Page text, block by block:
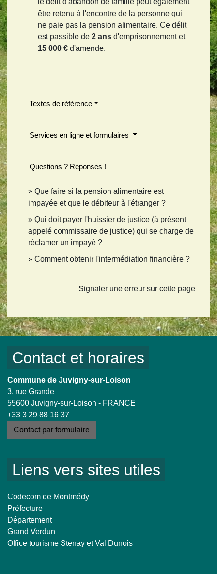
le délitd'abandon de famille peut également
être retenu à l'encontre de la personne qui
ne paie pas la pension alimentaire. Ce délit
est passible de 2 ans d'emprisonnement et
15 000 € d'amende.
Textes de référence
Services en ligne et formulaires
Questions ? Réponses !
Que faire si la pension alimentaire est
impayée et que le débiteur à l'étranger ?
Qui doit payer l'huissier de justice (à présent
appelé commissaire de justice) qui se charge de
réclamer un impayé ?
Comment obtenir l'intermédiation financière ?
Signaler une erreur sur cette page
Contact et horaires
Commune de Juvigny-sur-Loison
3, rue Grande
55600 Juvigny-sur-Loison - FRANCE
+33 3 29 88 16 37
Contact par formulaire
Liens vers sites utiles
Codecom de Montmédy
Préfecture
Département
Grand Verdun
Office tourisme Stenay et Val Dunois